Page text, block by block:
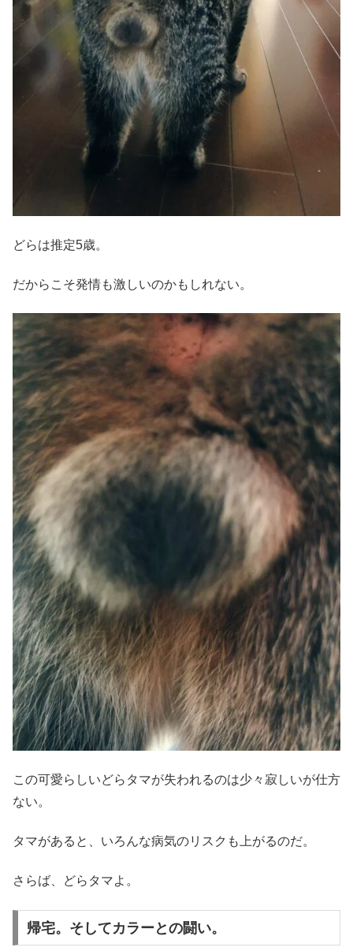
どらは推定5歳。
だからこそ発情も激しいのかもしれない。
この可愛らしいどらタマが失われるのは少々寂しいが仕方
ない。
タマがあると、いろんな病気のリスクも上がるのだ。
さらば、どらタマよ。
帰宅。そしてカラーとの闘い。